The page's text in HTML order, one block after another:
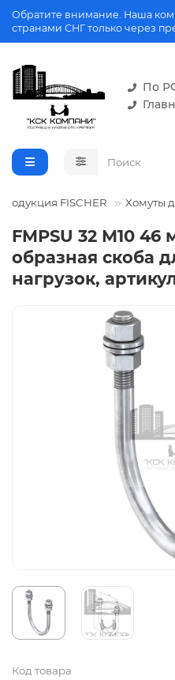
Обратите внимание. Наша
странами СНГ только через
По
FISCHER Хомуты
FMPSU 32 M10 46
образная скоба
нагрузок,
Код товара